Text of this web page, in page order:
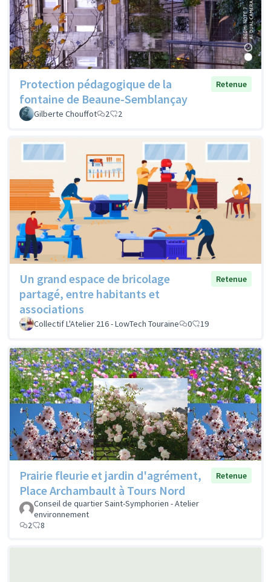
Protection pédagogique de la
fontaine de Beaune-Semblançay
Retenue
Gilberte Chouffot 2 2
Un grand espace de bricolage
partagé, entre habitants et
associations
Retenue
Collectif L'Atelier 216 - LowTech Touraine 0 19
Prairie fleurie et jardin d'agrément,
Place Archambault à Tours Nord
Retenue
Conseil de quartier Saint-Symphorien - Atelier
environnement
2
8